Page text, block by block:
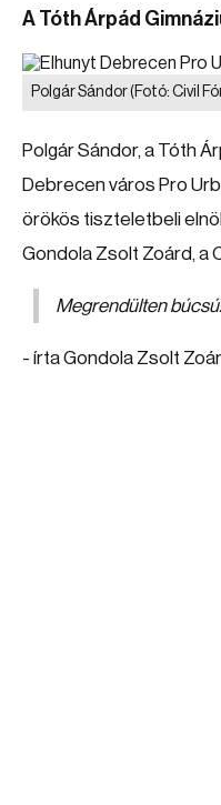
A Tóth Árpád
Polgár Sándor(Fotó: Civil
Polgár Sándor, a Tóth
Debrecen város Pro
örökös tiszteletbeli
Gondola Zsolt Zoárd, a
Megrendülten
- írta Gondola Zsolt